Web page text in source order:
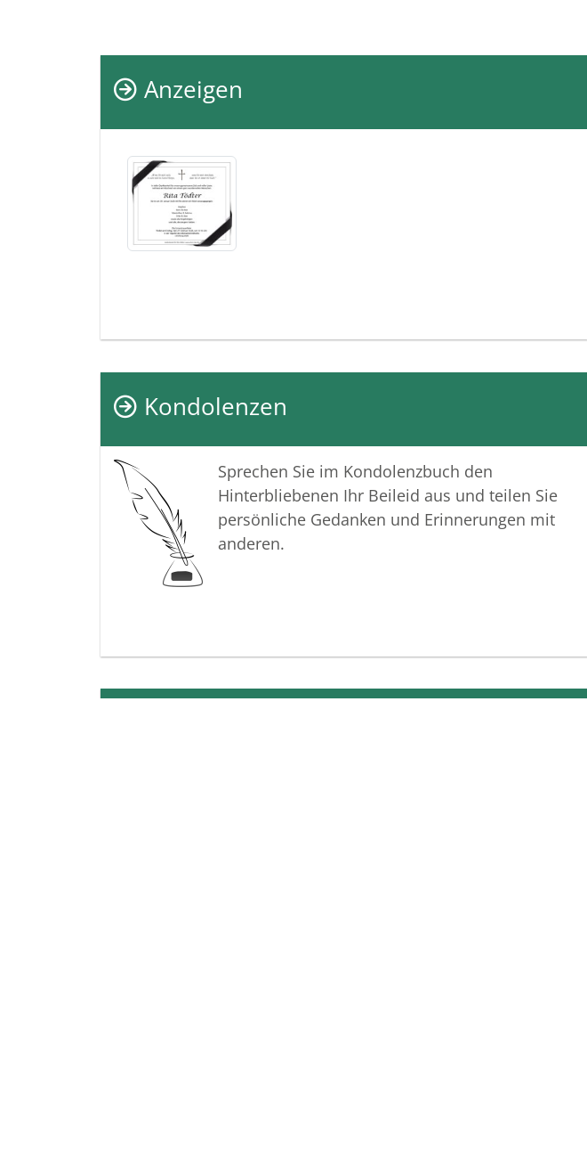
Anzeigen
Kondolenzen
Sprechen Sie im Kondolenzbuch den
Hinterbliebenen Ihr Beileid aus und teilen Sie
persönliche Gedanken und Erinnerungen mit
anderen.